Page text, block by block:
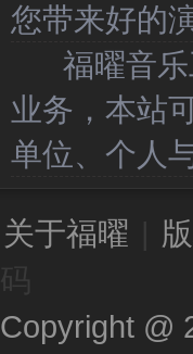
您带来好的
福曜音乐
业务，本站
单位、个人
关于福曜
Copyright @